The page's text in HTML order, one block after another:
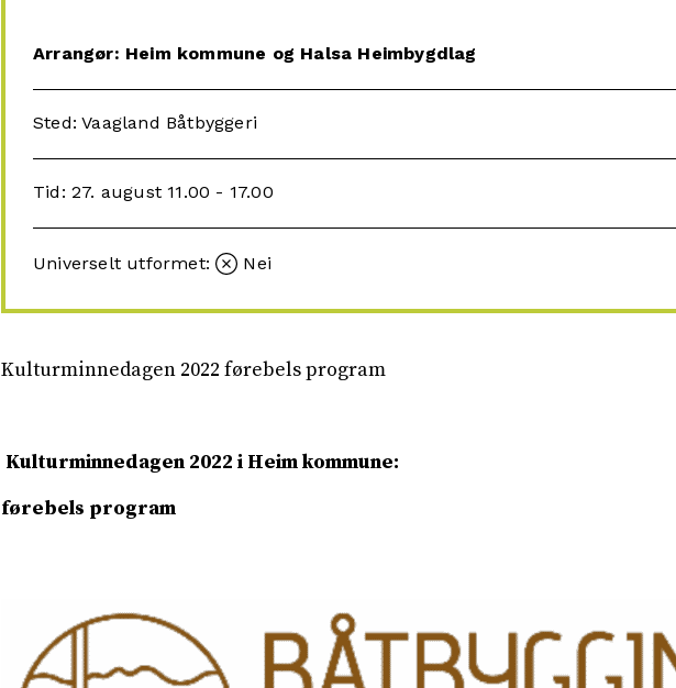
Arrangør: Heim kommune og Halsa Heimbygdlag
Sted: Vaagland Båtbyggeri
Tid: 27. august 11.00 - 17.00
Universelt utformet: Nei
Kulturminnedagen 2022 førebels program
Kulturminnedagen 2022 i Heim kommune:
førebels program